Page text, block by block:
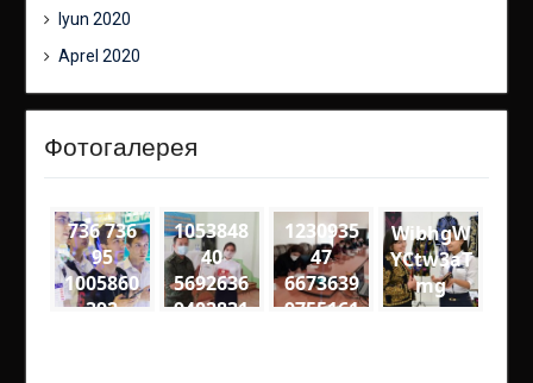
Iyun 2020
Aprel 2020
Фотогалерея
736 736
95
1005860
392
1053848
40
5692636
9402831
1230935
47
6673639
9755161
WibhgW
YCtw3aT
mg